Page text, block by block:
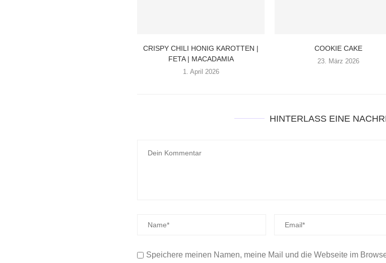
CRISPY CHILI HONIG KAROTTEN |
FETA | MACADAMIA
1. April 2026
COOKIE CAKE
23. März 2026
HINTERLASS EINE
Speichere meinen Namen, meine Mail und die Webseite im